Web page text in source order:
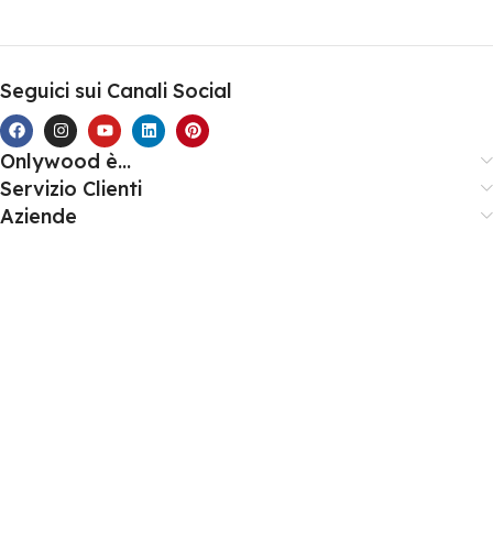
Seguici sui Canali Social
Onlywood è...
Servizio Clienti
Aziende